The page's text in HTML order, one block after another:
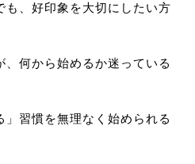
も、好印象を大切にしたい方
、何から始めるか迷っている
」習慣を無理なく始められる